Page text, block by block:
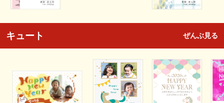
キュート ぜんぶ見る